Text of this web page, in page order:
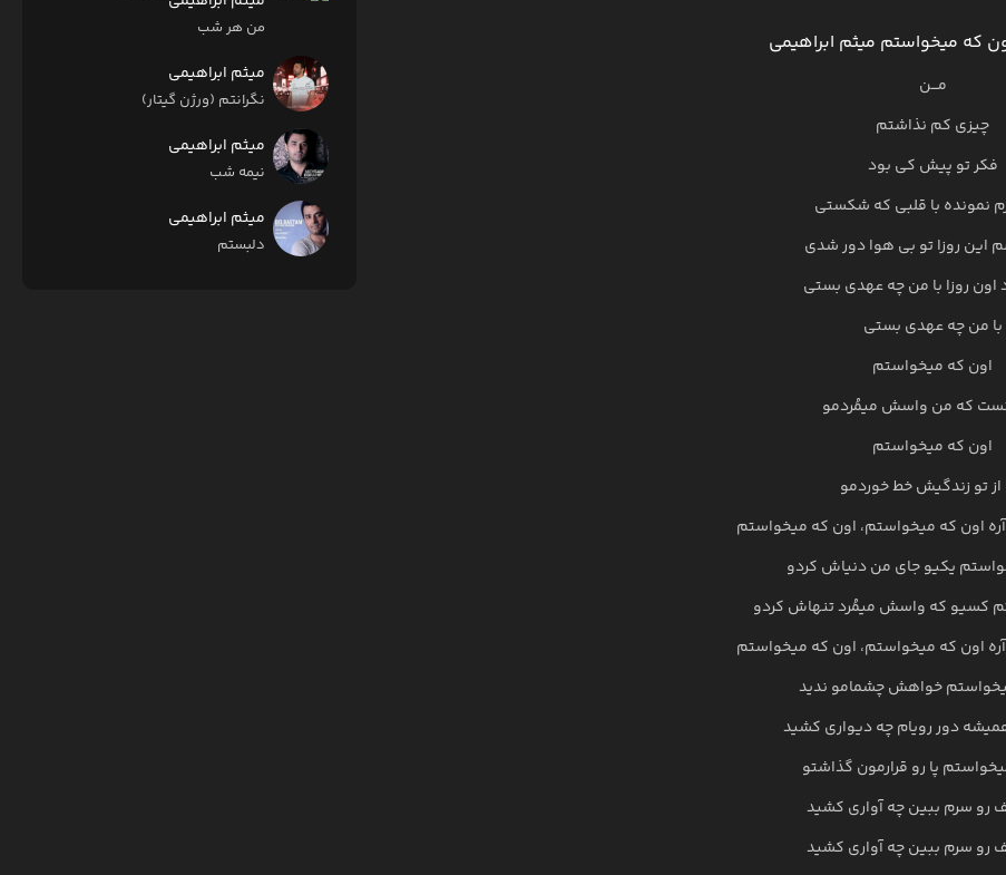
که میخواستم میثم ابراهیمی
مـــن
چیزی کم نذاشتم
فکر تو پیش کی بود
نمونده با قلبی که شکستی
این روزا تو بی هوا دور شدی
اون روزا با من چه عهدی بستی
با من چه عهدی بستی
اون که میخواستم
که من واسش میمُردمو
اون که میخواستم
تو زندگیش خط خوردمو
اون که میخواستم، اون که میخواستم
یکیو جای من دنیاش کردو
کسیو که واسش میمُرد تنهاش کردو
اون که میخواستم، اون که میخواستم
خواهش چشمامو ندید
دور رویام چه دیواری کشید
پا رو قرارمون گذاشتو
رو سرم ببین چه آواری کشید
رو سرم ببین چه آواری کشید
من هر شب
میثم ابراهیمی
نگرانتم (ورژن گیتار)
میثم ابراهیمی
نیمه شب
میثم ابراهیمی
دلبستم